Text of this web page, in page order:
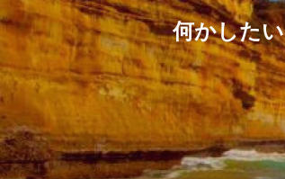
ン
ン
ツ
へ
ス
キ
何かしたい